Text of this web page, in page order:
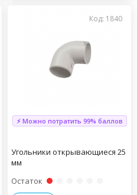
Код: 1840
⚡ Можно потратить 99% баллов
Угольники открывающиеся 25
мм
Остаток